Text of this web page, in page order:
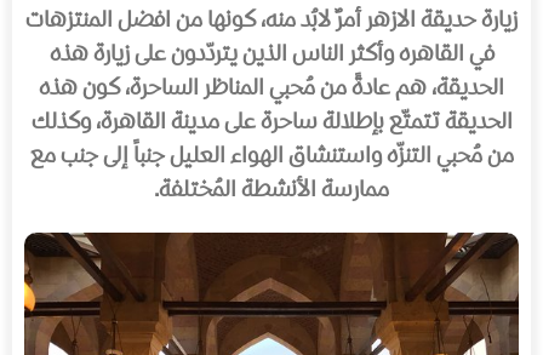
زيارة حديقة الازهر أمرٌ لابُد منه، كونها من افضل المنتزهات
في القاهره وأكثر الناس الذين يتردّدون على زيارة هذه
الحديقة، هم عادةً من مُحبي المناظر الساحرة، كون هذه
الحديقة تتمتّع بإطلالة ساحرة على مدينة القاهرة، وكذلك
من مُحبي التنزّه واستنشاق الهواء العليل جنباً إلى جنب مع
ممارسة الأنشطة المُختلفة.